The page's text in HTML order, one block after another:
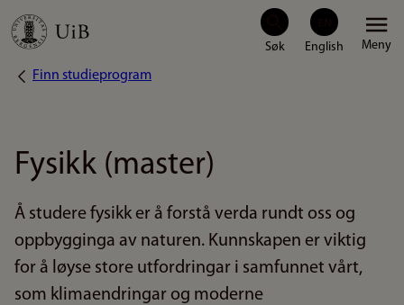
Hopp
hovedinnhold
Meny
Navigasjonssti
Finn studieprogram
Fysikk (master)
Å studere fysikk er å forstå verda rundt oss og
oppbygginga av naturen. Kunnskapen er viktig
for å løyse store utfordringar i samfunnet vårt,
som klimaendringar og moderne